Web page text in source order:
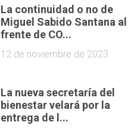
La continuidad o no de
Miguel Sabido Santana al
frente de CO...
12 de noviembre de 2023
La nueva secretaría del
bienestar velará por la
entrega de l...